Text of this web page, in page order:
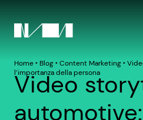
Home‣ Blog‣Content Marketing‣
l’importanza della persona
Video
automotive: